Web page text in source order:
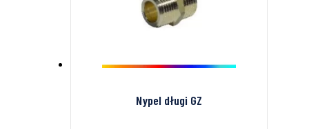
Nypel długi GZ